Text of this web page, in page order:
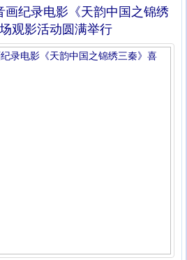
纪录电影《天韵中国之锦绣
观影活动圆满举行